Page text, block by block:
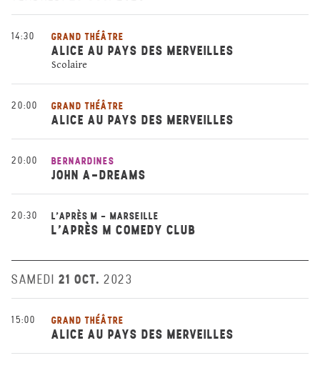
14:30 GRAND THÉÂTRE
ALICE AU PAYS DES MERVEILLES
Scolaire
20:00 GRAND THÉÂTRE
ALICE AU PAYS DES MERVEILLES
20:00 BERNARDINES
JOHN A-DREAMS
20:30 L'APRÈS M - MARSEILLE
L’APRÈS M COMEDY CLUB
SAMEDI 21 OCT. 2023
15:00 GRAND THÉÂTRE
ALICE AU PAYS DES MERVEILLES